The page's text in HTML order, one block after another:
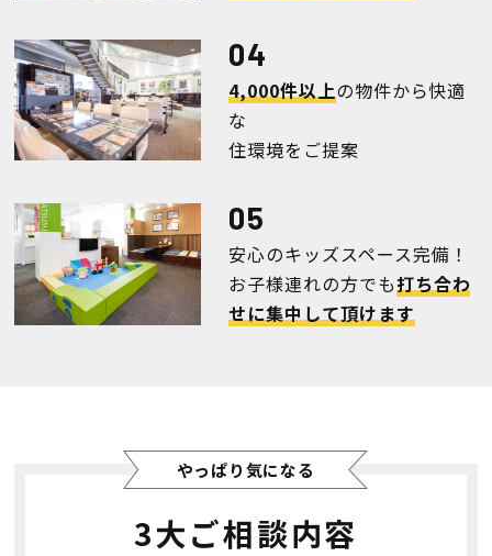
家づくりサポート
土地の上手な探し方
家づくりの資金計画
設計・施工品質管理
検査・アフターメンテナンス
4,000件以上の物件から快適
な
住環境をご提案
安心のキッズスペース完備！
お子様連れの方でも打ち合わ
せに集中して頂けます
やっぱり気になる
3大ご相談内容